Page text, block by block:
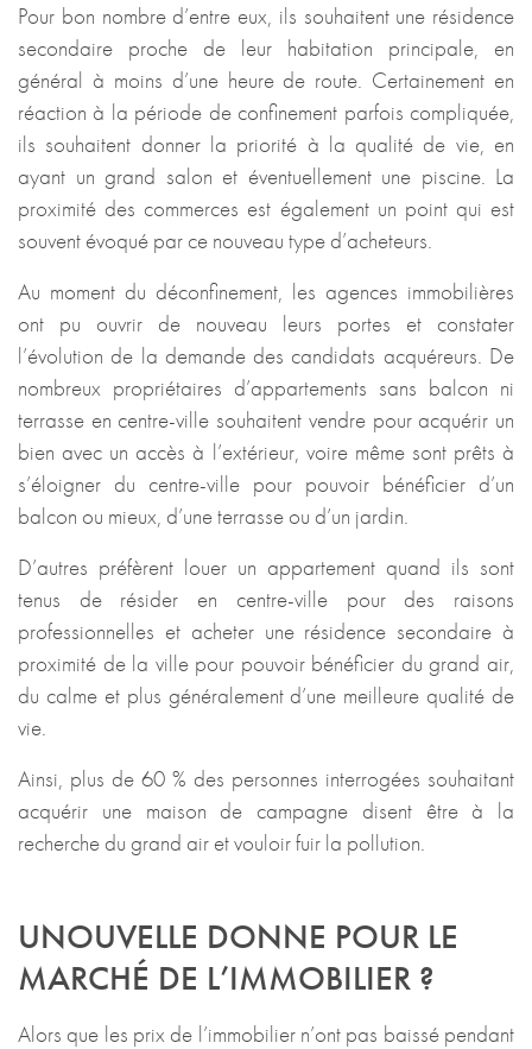
Pour bon nombre d’entre eux, ils souhaitent une résidence
secondaire proche de leur habitation principale, en
général à moins d’une heure de route. Certainement en
réaction à la période de confinement parfois compliquée,
ils souhaitent donner la priorité à la qualité de vie, en
ayant un grand salon et éventuellement une piscine. La
proximité des commerces est également un point qui est
souvent évoqué par ce nouveau type d’acheteurs.
Au moment du déconfinement, les agences immobilières
ont pu ouvrir de nouveau leurs portes et constater
l’évolution de la demande des candidats acquéreurs. De
nombreux propriétaires d’appartements sans balcon ni
terrasse en centre-ville souhaitent vendre pour acquérir un
bien avec un accès à l’extérieur, voire même sont prêts à
s’éloigner du centre-ville pour pouvoir bénéficier d’un
balcon ou mieux, d’une terrasse ou d’un jardin.
D’autres préfèrent louer un appartement quand ils sont
tenus de résider en centre-ville pour des raisons
professionnelles et acheter une résidence secondaire à
proximité de la ville pour pouvoir bénéficier du grand air,
du calme et plus généralement d’une meilleure qualité de
vie.
Ainsi, plus de 60 % des personnes interrogées souhaitant
acquérir une maison de campagne disent être à la
recherche du grand air et vouloir fuir la pollution.
UNOUVELLE DONNE POUR LE
MARCHÉ DE L’IMMOBILIER ?
Alors que les prix de l’immobilier n’ont pas baissé pendant